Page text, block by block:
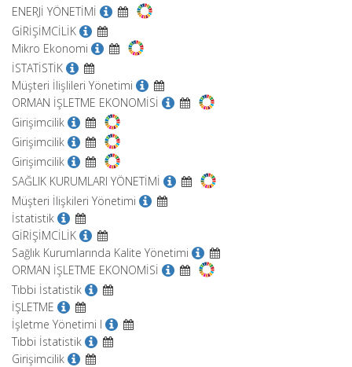
ENERJİ YÖNETİMİ
GİRİŞİMCİLİK
Mikro Ekonomi
İSTATİSTİK
Müşteri İlişlileri Yönetimi
ORMAN İŞLETME EKONOMİSİ
Girişimcilik
Girişimcilik
Girişimcilik
SAĞLIK KURUMLARI YÖNETİMİ
Müşteri İlişkileri Yönetimi
İstatistik
GİRİŞİMCİLİK
Sağlık Kurumlarında Kalite Yönetimi
ORMAN İŞLETME EKONOMİSİ
Tıbbi İstatistik
İŞLETME
İşletme Yönetimi I
Tıbbi İstatistik
Girişimcilik